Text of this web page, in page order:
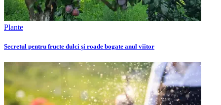
Plante
Secretul pentru fructe dulci și roade bogate anul viitor